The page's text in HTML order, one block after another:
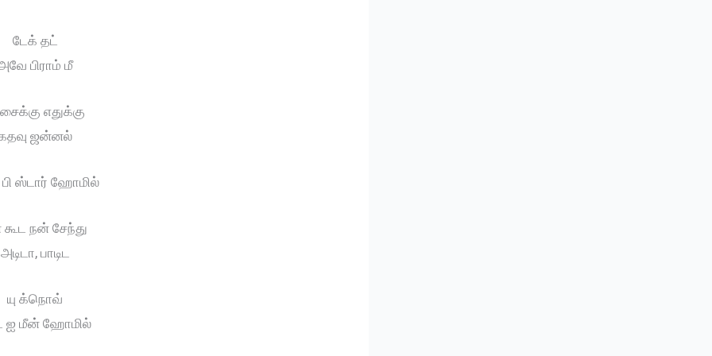
டேக் தட்
பிராம் மீ
எதுக்கு
ஜன்னல்
பி ஸ்டார் ஹோமில்
நன் சேந்து
அடிடா, பாடிட
யு க்நொவ்
ஐ மீன் ஹோமில்